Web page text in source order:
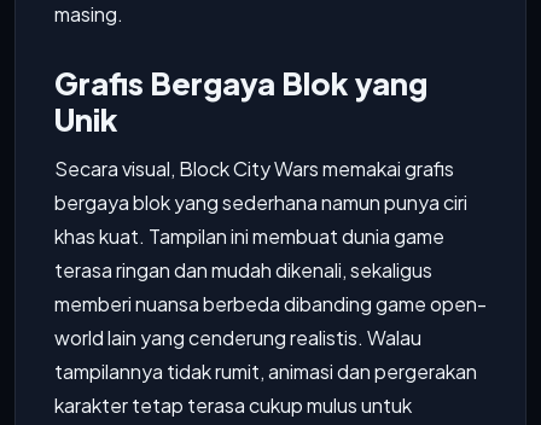
masing.
Grafis Bergaya Blok yang
Unik
Secara visual, Block City Wars memakai grafis
bergaya blok yang sederhana namun punya ciri
khas kuat. Tampilan ini membuat dunia game
terasa ringan dan mudah dikenali, sekaligus
memberi nuansa berbeda dibanding game open-
world lain yang cenderung realistis. Walau
tampilannya tidak rumit, animasi dan pergerakan
karakter tetap terasa cukup mulus untuk